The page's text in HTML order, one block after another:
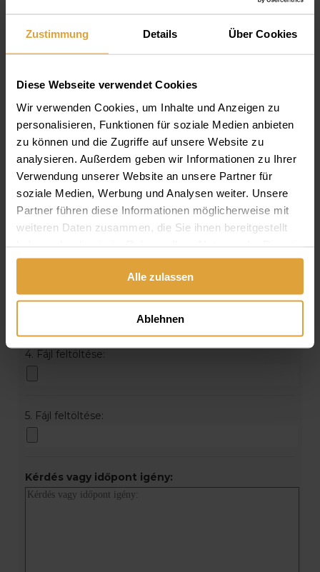
Zustimmung Details Über Cookies
Diese Webseite verwendet Cookies
Wir verwenden Cookies, um Inhalte und Anzeigen zu
personalisieren, Funktionen für soziale Medien anbieten
zu können und die Zugriffe auf unsere Website zu
analysieren. Außerdem geben wir Informationen zu Ihrer
Verwendung unserer Website an unsere Partner für
soziale Medien, Werbung und Analysen weiter. Unsere
Partner führen diese Informationen möglicherweise mit
weiteren Daten zusammen, die Sie ihnen bereitgestellt
haben oder die sie im Rahmen Ihrer Nutzung der Dienste
gesammelt haben.
Alle zulassen
Ablehnen
IGEN, kérek visszahívást!
NEM, nem kérek visszahívást!
(például röntgenfelvétel vagy fotó)
IGEN
NEM
1. Fájl feltöltése:
2. Fájl feltöltése:
3. Fájl feltöltése:
4. Fájl feltöltése:
5. Fájl feltöltése:
Kérdés vagy időpont igény: